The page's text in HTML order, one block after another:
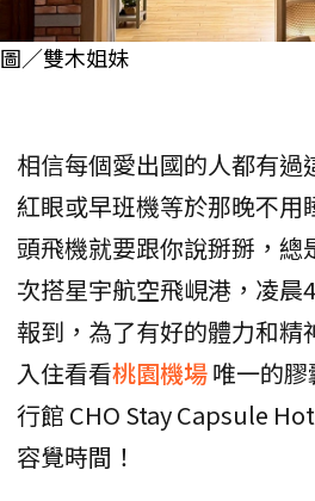
圖／雙木姐妹
相信每個愛出國的人都有過
紅眼或早班機等於那晚不用
頭飛機就要跟你說掰掰，總
次搭星宇航空飛峴港，凌晨
報到，為了有好的體力和精
入住看看桃園機場唯一的膠
行館 CHO Stay Capsule
容覺時間！